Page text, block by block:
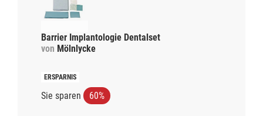
Barrier Implantologie Dentalset
von Mölnlycke
Sie sparen 60%